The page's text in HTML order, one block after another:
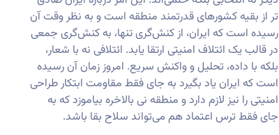
تر از بقیه کشورهای قدرتمند منطقه است و به نظر وقت آن
رسیده است که ایران، از کنش‌گری تنها، به کنش‌گری جمعی
در قالب یک ائتلاف امنیتی ارتقا یابد. ائتلافی نه با شعار،
بلکه با داده، تحلیل و واکنش سریع. امروز زمان آن رسیده
است که ایران یاد بگیرد به ‌جای فقط مقاومت ابتکار طراحی
امنیتی را نیز لازم دارد و منطقه نی بالاخره بیاموزد که به
‌جای فقط ترس اعتماد هم می‌تواند سلاح بقا باشد.